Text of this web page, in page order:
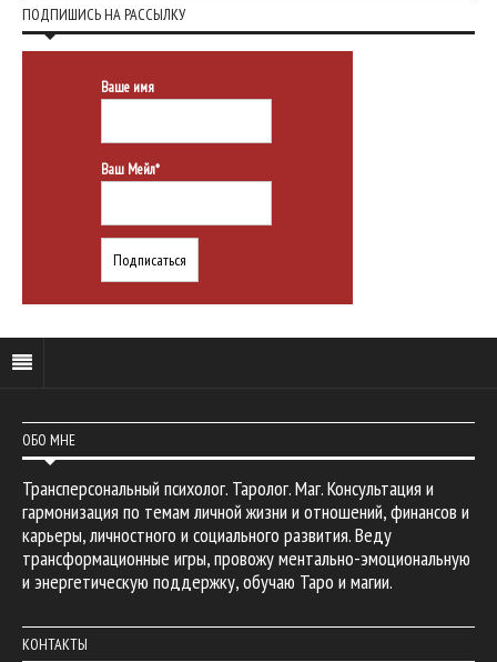
ПОДПИШИСЬ НА РАССЫЛКУ
Ваше имя
Ваш Мейл*
ОБО МНЕ
Трансперсональный психолог. Таролог. Маг. Консультация и
гармонизация по темам личной жизни и отношений, финансов и
карьеры, личностного и социального развития. Веду
трансформационные игры, провожу ментально-эмоциональную
и энергетическую поддержку, обучаю Таро и магии.
КОНТАКТЫ